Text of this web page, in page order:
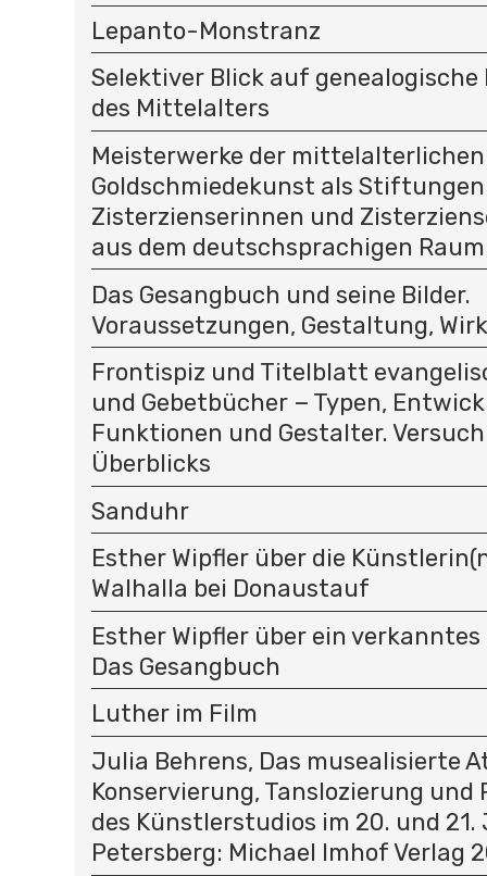
Lepanto-Monstranz
Selektiver Blick auf genealogische
des Mittelalters
Meisterwerke der mittelalterlichen
Goldschmiedekunst als
Zisterzienserinnen und
aus dem deutschsprachigen Raum
Das Gesangbuch und seine Bilder.
Voraussetzungen, Gestaltung,
Frontispiz und Titelblatt
und Gebetbücher − Typen,
Funktionen und Gestalter.
Überblicks
Sanduhr
Esther Wipfler über die
Walhalla bei Donaustauf
Esther Wipfler über ein
Das Gesangbuch
Luther im Film
Julia Behrens, Das musealisierte
Konservierung, Tanslozierung
des Künstlerstudios im 20. und
Petersberg: Michael Imhof Verlag